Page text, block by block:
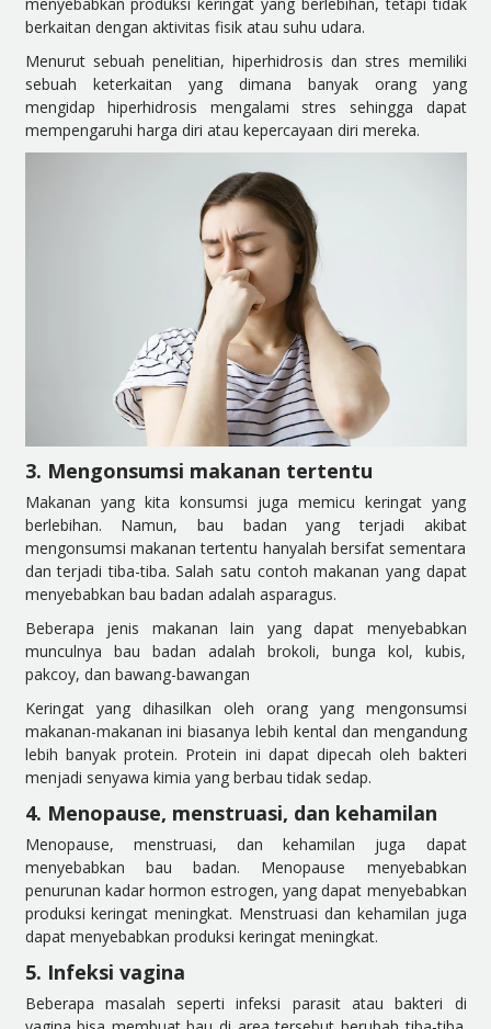
berkaitan dengan aktivitas fisik atau suhu udara.
Menurut sebuah penelitian, hiperhidrosis dan stres memiliki
sebuah keterkaitan yang dimana banyak orang yang
mengidap hiperhidrosis mengalami stres sehingga dapat
mempengaruhi harga diri atau kepercayaan diri mereka.
3. Mengonsumsi makanan tertentu
Makanan yang kita konsumsi juga memicu keringat yang
berlebihan. Namun, bau badan yang terjadi akibat
mengonsumsi makanan tertentu hanyalah bersifat sementara
dan terjadi tiba-tiba. Salah satu contoh makanan yang dapat
menyebabkan bau badan adalah asparagus.
Beberapa jenis makanan lain yang dapat menyebabkan
munculnya bau badan adalah brokoli, bunga kol, kubis,
pakcoy, dan bawang-bawangan
Keringat yang dihasilkan oleh orang yang mengonsumsi
makanan-makanan ini biasanya lebih kental dan mengandung
lebih banyak protein. Protein ini dapat dipecah oleh bakteri
menjadi senyawa kimia yang berbau tidak sedap.
4. Menopause, menstruasi, dan kehamilan
Menopause, menstruasi, dan kehamilan juga dapat
menyebabkan bau badan. Menopause menyebabkan
penurunan kadar hormon estrogen, yang dapat menyebabkan
produksi keringat meningkat. Menstruasi dan kehamilan juga
dapat menyebabkan produksi keringat meningkat.
5. Infeksi vagina
Beberapa masalah seperti infeksi parasit atau bakteri di